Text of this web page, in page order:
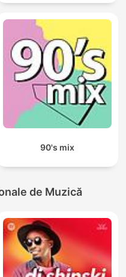
90's mix
de Muzică